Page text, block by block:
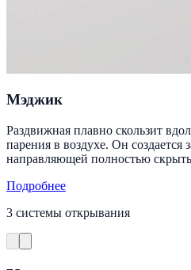
Мэджик
Раздвижная плавно скользит
парения в воздухе. Он создается
направляющей полностью
Подробнее
3 системы открывания